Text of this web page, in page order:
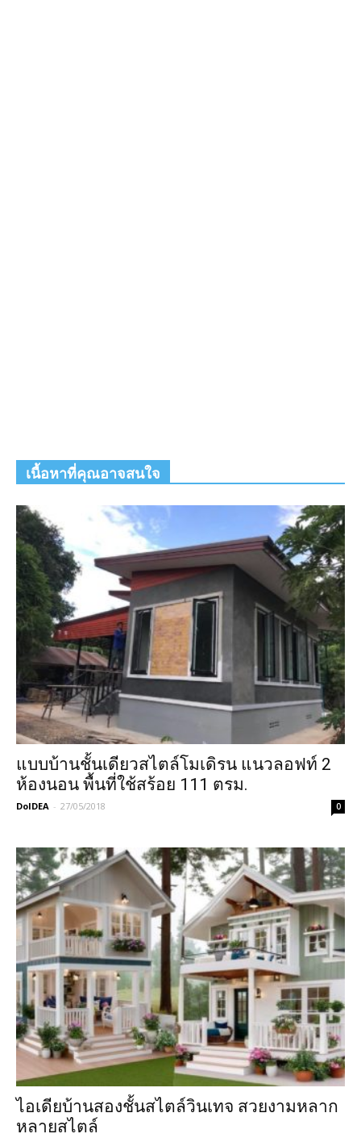
เนื้อหาที่คุณอาจสนใจ
แบบบ้านชั้นเดียวสไตล์โมเดิรน แนวลอฟท์ 2
ห้องนอน พื้นที่ใช้สร้อย 111 ตรม.
DoIDEA - 27/05/2018 0
ไอเดียบ้านสองชั้นสไตล์วินเทจ สวยงามหลาก
หลายสไตล์